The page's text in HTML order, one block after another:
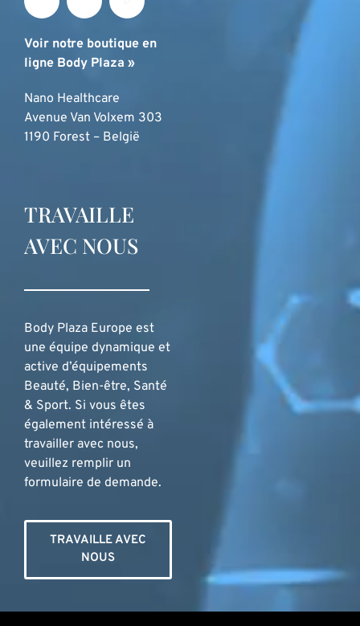
Voir notre boutique en
ligne Body Plaza »
Nano Healthcare
Avenue Van Volxem 303
1190 Forest – België
TRAVAILLE
AVEC NOUS
Body Plaza Europe est
une équipe dynamique et
active d’équipements
Beauté, Bien-être, Santé
& Sport. Si vous êtes
également intéressé à
travailler avec nous,
veuillez remplir un
formulaire de demande.
TRAVAILLE AVEC
NOUS